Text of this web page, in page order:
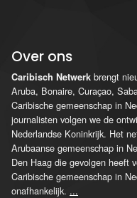
Over ons
Caribisch Netwerk brengt
Aruba, Bonaire, Curaçao,
Caribische gemeenschap in
journalisten volgen we de
Nederlandse Koninkrijk. Het
Arubaanse gemeenschap in
Den Haag die gevolgen heeft
Caribische gemeenschap in
onafhankelijk. ...